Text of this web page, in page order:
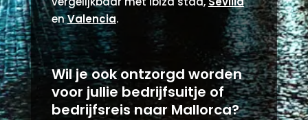
enValencia.
Wil je ook ontzorgd worden
voor jullie bedrijfsuitje of
bedrijfsreis naar Mallorca?